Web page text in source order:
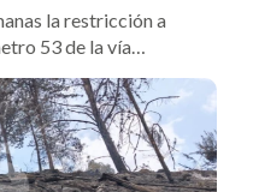
la restricción a
53 de la vía
William Molano,
y evalúan
el tramo.